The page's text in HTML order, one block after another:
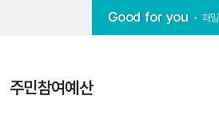
Good for you 패
주민참여예산